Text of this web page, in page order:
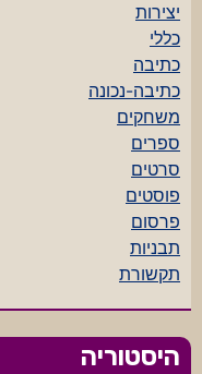
יצירות
כללי
כתיבה
כתיבה-נכונה
משחקים
ספרים
סרטים
פוסטים
פרסום
תבניות
תקשורת
היסטוריה